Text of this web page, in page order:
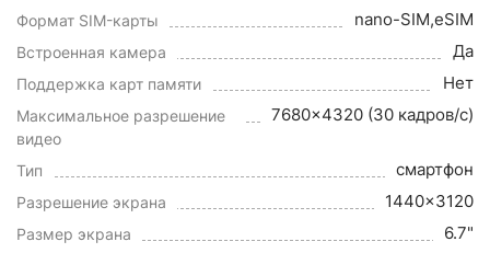
Формат SIM-карты nano-SIM,eSIM
Встроенная камера Да
Поддержка карт памяти Нет
Максимальное разрешение
видео
7680x4320 (30 кадров/с)
Тип смартфон
Разрешение экрана 1440x3120
Размер экрана 6.7"